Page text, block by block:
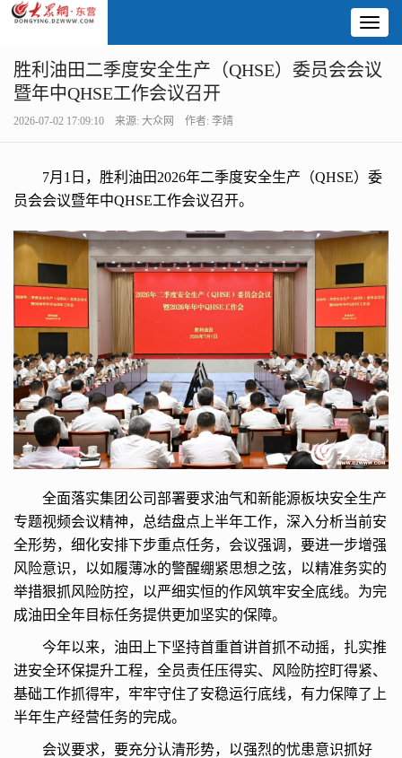
胜利油田二季度安全生产（QHSE）委员会会议
暨年中QHSE工作会议召开
2026-07-02 17:09:10 来源: 大众网 作者: 李婧
7月1日，胜利油田2026年二季度安全生产（QHSE）委
员会会议暨年中QHSE工作会议召开。
全面落实集团公司部署要求油气和新能源板块安全生产
专题视频会议精神，总结盘点上半年工作，深入分析当前安
全形势，细化安排下步重点任务，会议强调，要进一步增强
风险意识，以如履薄冰的警醒绷紧思想之弦，以精准务实的
举措狠抓风险防控，以严细实恒的作风筑牢安全底线。为完
成油田全年目标任务提供更加坚实的保障。
今年以来，油田上下坚持首重首讲首抓不动摇，扎实推
进安全环保提升工程，全员责任压得实、风险防控盯得紧、
基础工作抓得牢，牢牢守住了安稳运行底线，有力保障了上
半年生产经营任务的完成。
会议要求，要充分认清形势，以强烈的忧患意识抓好